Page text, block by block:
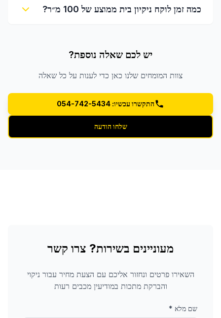
כמה זמן לוקח ניקיון בית ממוצע של 100 מ״ר?
יש לכם שאלה נוספת?
צוות המומחים שלנו כאן כדי לענות על כל שאלה
התקשרו עכשיו: 054-742-5434
שלחו הודעה
מעוניינים בשירות? צרו קשר
השאירו פרטים ונחזור אליכם עם הצעת מחיר עבור ניקוי
והברקת מתכות במודיעין מכבים רעות
שם מלא *